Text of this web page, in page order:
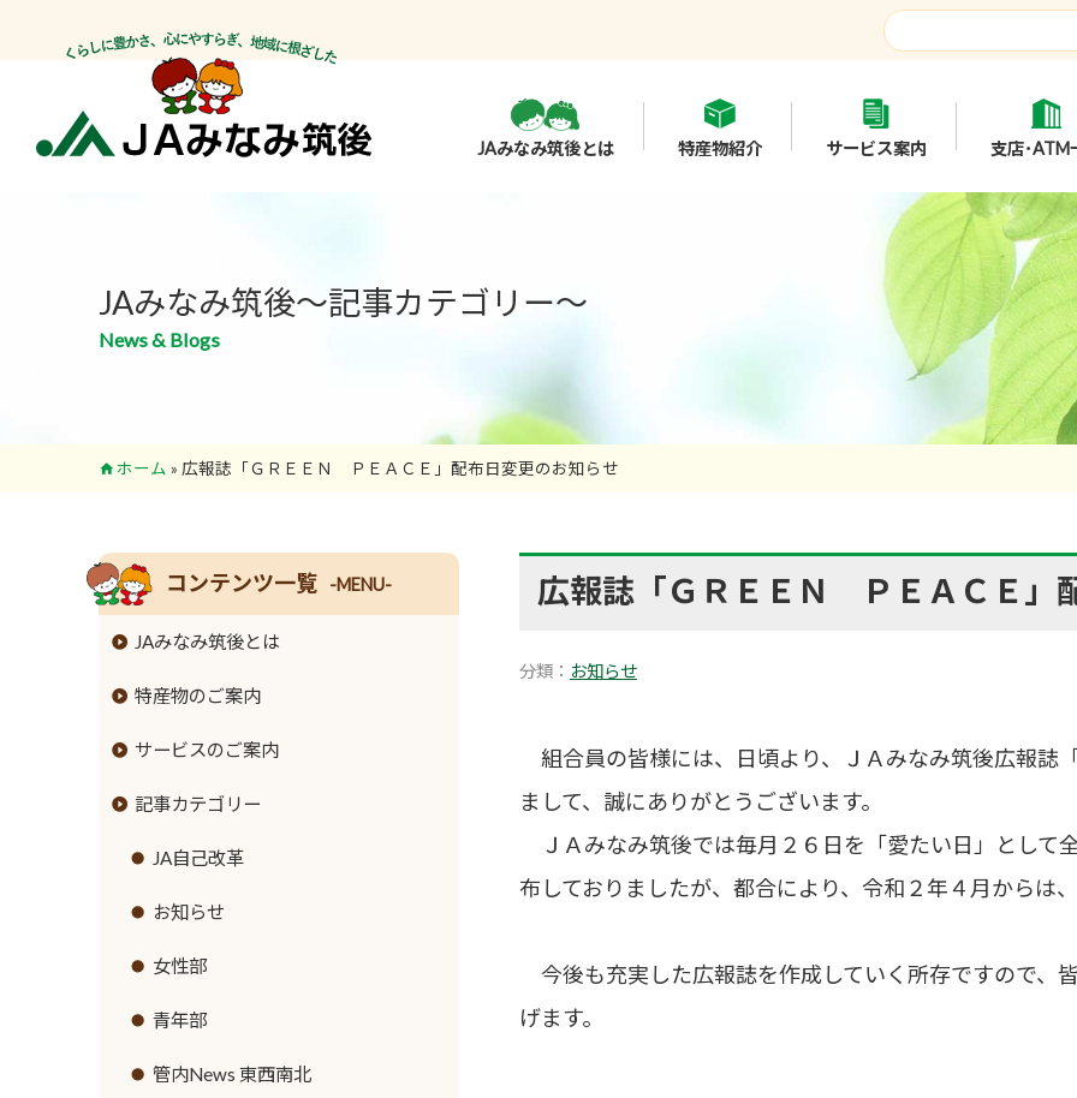
JAみなみ筑後とは 特産物紹介 サービス案内 支店･ATM
JAみなみ筑後～記事カテゴリー～
News & Blogs
ホーム » 広報誌「ＧＲＥＥＮ ＰＥＡＣＥ」配布日変更のお知らせ
広報誌「ＧＲＥＥＮ ＰＥＡＣＥ」
分類： お知らせ
組合員の皆様には、日頃より、ＪＡみなみ筑後広報
まして、誠にありがとうございます。
ＪＡみなみ筑後では毎月２６日を「愛たい日」として
布しておりましたが、都合により、令和２年４月からは
今後も充実した広報誌を作成していく所存ですので、
げます。
コンテンツ一覧 -MENU-
JAみなみ筑後とは
組合長挨拶
組合員数･組合員組織
情報開示
事業内容
支店･店舗･ATM一覧
ご利用にあたって
セキュリティ基本方針
新規職員採用募集
特産物のご案内
米
麦
大豆
牛
豚
鶏
ナス
サービスのご案内
JAバンクのご案内
ローンのご案内
各種手数料
金利情報
お取引ごとの定型約款
JA共済のご案内
緊急のご連絡
直売所のご案内
営農資材
生活資材
記事カテゴリー
JA自己改革
お知らせ
女性部
青年部
管内News 東西南北